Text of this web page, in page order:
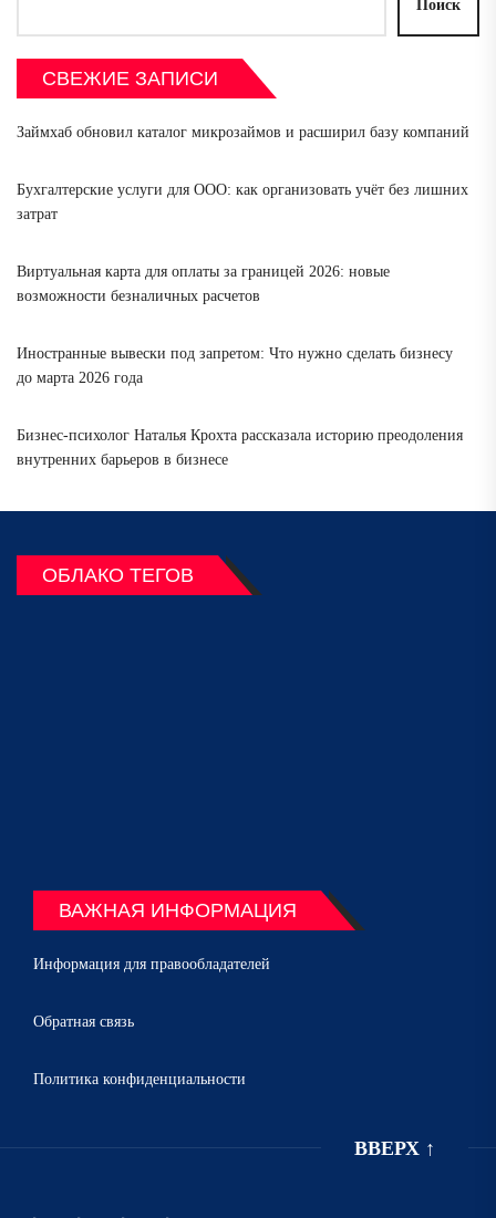
Поиск
СВЕЖИЕ ЗАПИСИ
Займхаб обновил каталог микрозаймов и расширил базу компаний
Бухгалтерские услуги для ООО: как организовать учёт без лишних
затрат
Виртуальная карта для оплаты за границей 2026: новые
возможности безналичных расчетов
Иностранные вывески под запретом: Что нужно сделать бизнесу
до марта 2026 года
Бизнес-психолог Наталья Крохта рассказала историю преодоления
внутренних барьеров в бизнесе
ОБЛАКО ТЕГОВ
ВАЖНАЯ ИНФОРМАЦИЯ
Информация для правообладателей
Обратная связь
Политика конфиденциальности
ВВЕРХ ↑